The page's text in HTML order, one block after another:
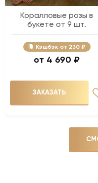
Коралловые розы в
букете от 9 шт.
Кэшбэк 230 ₽
4 690 ₽
ЗАКАЗАТЬ